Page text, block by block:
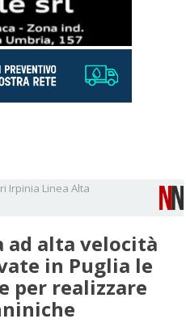
Irpinia Linea Alta
ad alta velocità
in Puglia le
per realizzare